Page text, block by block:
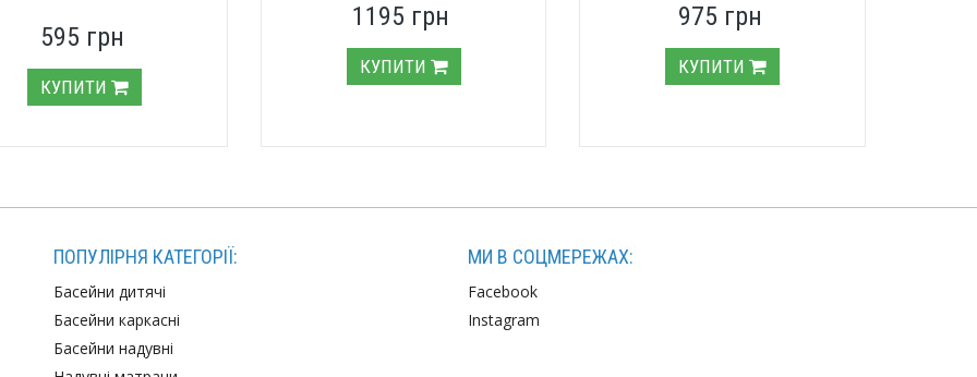
595 грн
КУПИТИ
1195 грн
КУПИТИ
975 грн
КУПИТИ
ПОПУЛІРНЯ КАТЕГОРІЇ:
Басейни дитячі
Басейни каркасні
Басейни надувні
МИ В СОЦМЕРЕЖАХ:
Facebook
Instagram